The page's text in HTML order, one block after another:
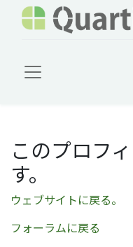
このプロフ
す。
ウェブサイトに戻る。
フォーラムに戻る